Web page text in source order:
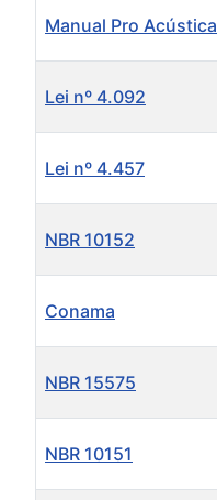
Manual Pro Acústica
Lei nº 4.092
Lei nº 4.457
NBR 10152
Conama
NBR 15575
NBR 10151